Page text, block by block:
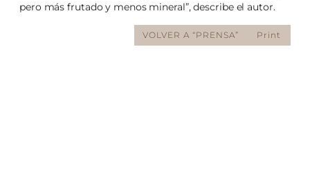
pero más frutado y menos mineral”, describe el autor.
VOLVER A “PRENSA” Print